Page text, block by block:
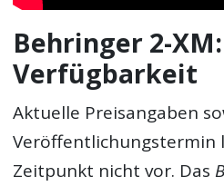
Behringer 2-
Verfügbarkeit
Aktuelle Preisangaben
Veröffentlichungstermin
Zeitpunkt nicht vor. Das